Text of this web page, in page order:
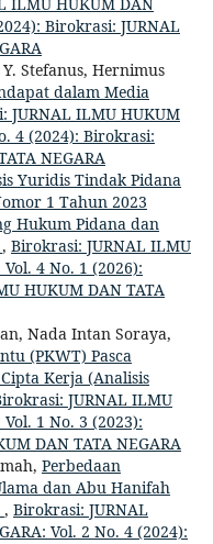
ILMU HUKUM DAN
Birokrasi: JURNAL
Stefanus, Hernimus
dalam Media
JURNAL ILMU HUKUM
4 (2024): Birokrasi:
NEGARA
Yuridis Tindak Pidana
1 Tahun 2023
Hukum Pidana dan
, Birokrasi: JURNAL ILMU
4 No. 1 (2026):
HUKUM DAN TATA
Nada Intan Soraya,
(PKWT) Pasca
Kerja (Analisis
JURNAL ILMU
1 No. 3 (2023):
DAN TATA NEGARA
Perbedaan
dan Abu Hanifah
, Birokrasi: JURNAL
Vol. 2 No. 4 (2024):